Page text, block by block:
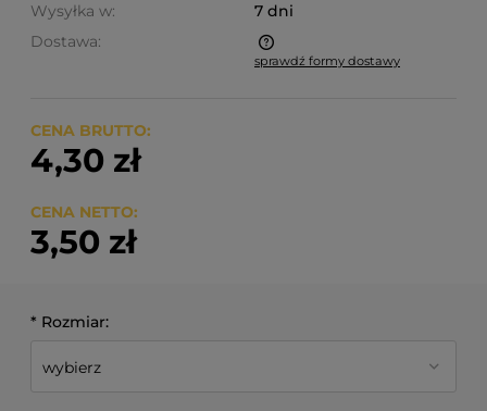
Wysyłka w:
7 dni
Dostawa:
Cena nie zawiera ewentualnych kosztów płatności
sprawdź formy dostawy
CENA BRUTTO:
4,30 zł
CENA NETTO:
3,50 zł
* Rozmiar: